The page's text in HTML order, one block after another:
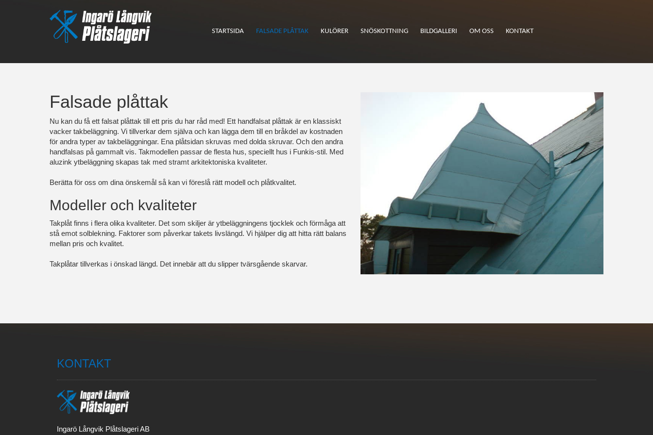
STARTSIDA FALSADE PLÅTTAK KULÖRER SNÖSKOTTNING BILDGALLERI OM OSS KONTAKT
Falsade plåttak
Nu kan du få ett falsat plåttak till ett pris du har råd med! Ett handfalsat plåttak är en klassiskt
vacker takbeläggning. Vi tillverkar dem själva och kan lägga dem till en bråkdel av kostnaden
för andra typer av takbeläggningar. Ena plåtsidan skruvas med dolda skruvar. Och den andra
handfalsas på gammalt vis. Takmodellen passar de flesta hus, speciellt hus i Funkis-stil. Med
aluzink ytbeläggning skapas tak med stramt arkitektoniska kvaliteter.
Berätta för oss om dina önskemål så kan vi föreslå rätt modell och plåtkvalitet.
Modeller och kvaliteter
Takplåt finns i flera olika kvaliteter. Det som skiljer är ytbeläggningens tjocklek och förmåga att
stå emot solblekning. Faktorer som påverkar takets livslängd. Vi hjälper dig att hitta rätt balans
mellan pris och kvalitet.
Takplåtar tillverkas i önskad längd. Det innebär att du slipper tvärsgående skarvar.
KONTAKT
Ingarö Långvik Plåtslageri AB